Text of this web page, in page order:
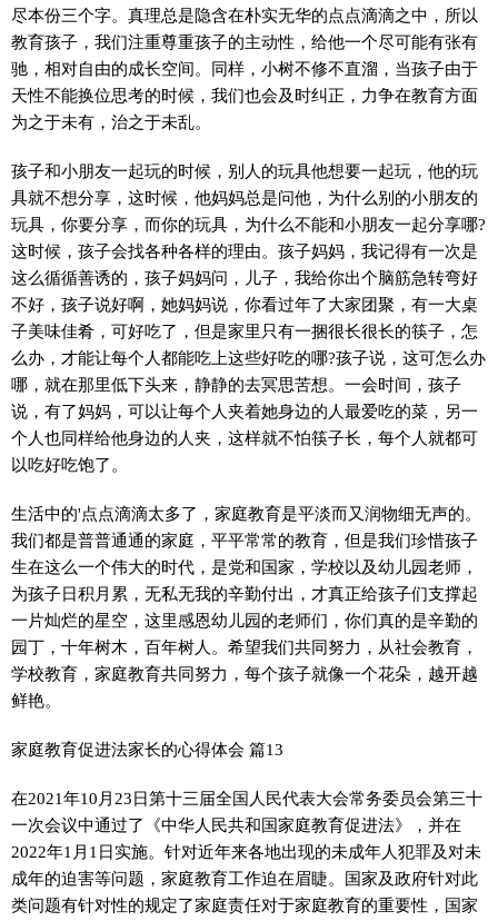
尽本份三个字。真理总是隐含在朴实无华的点点滴滴之中，所以
教育孩子，我们注重尊重孩子的主动性，给他一个尽可能有张有
驰，相对自由的成长空间。同样，小树不修不直溜，当孩子由于
天性不能换位思考的时候，我们也会及时纠正，力争在教育方面
为之于未有，治之于未乱。
孩子和小朋友一起玩的时候，别人的玩具他想要一起玩，他的玩
具就不想分享，这时候，他妈妈总是问他，为什么别的小朋友的
玩具，你要分享，而你的玩具，为什么不能和小朋友一起分享哪?
这时候，孩子会找各种各样的理由。孩子妈妈，我记得有一次是
这么循循善诱的，孩子妈妈问，儿子，我给你出个脑筋急转弯好
不好，孩子说好啊，她妈妈说，你看过年了大家团聚，有一大桌
子美味佳肴，可好吃了，但是家里只有一捆很长很长的筷子，怎
么办，才能让每个人都能吃上这些好吃的哪?孩子说，这可怎么办
哪，就在那里低下头来，静静的去冥思苦想。一会时间，孩子
说，有了妈妈，可以让每个人夹着她身边的人最爱吃的菜，另一
个人也同样给他身边的人夹，这样就不怕筷子长，每个人就都可
以吃好吃饱了。
生活中的'点点滴滴太多了，家庭教育是平淡而又润物细无声的。
我们都是普普通通的家庭，平平常常的教育，但是我们珍惜孩子
生在这么一个伟大的时代，是党和国家，学校以及幼儿园老师，
为孩子日积月累，无私无我的辛勤付出，才真正给孩子们支撑起
一片灿烂的星空，这里感恩幼儿园的老师们，你们真的是辛勤的
园丁，十年树木，百年树人。希望我们共同努力，从社会教育，
学校教育，家庭教育共同努力，每个孩子就像一个花朵，越开越
鲜艳。
家庭教育促进法家长的心得体会 篇13
在2021年10月23日第十三届全国人民代表大会常务委员会第三十
一次会议中通过了《中华人民共和国家庭教育促进法》，并在
2022年1月1日实施。针对近年来各地出现的未成年人犯罪及对未
成年的迫害等问题，家庭教育工作迫在眉睫。国家及政府针对此
类问题有针对性的规定了家庭责任对于家庭教育的重要性，国家